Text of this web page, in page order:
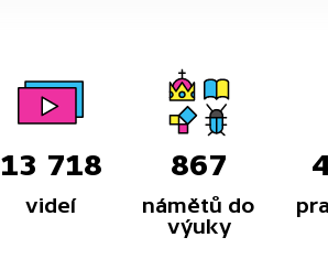
13 718
videí
867
námětů do
výuky